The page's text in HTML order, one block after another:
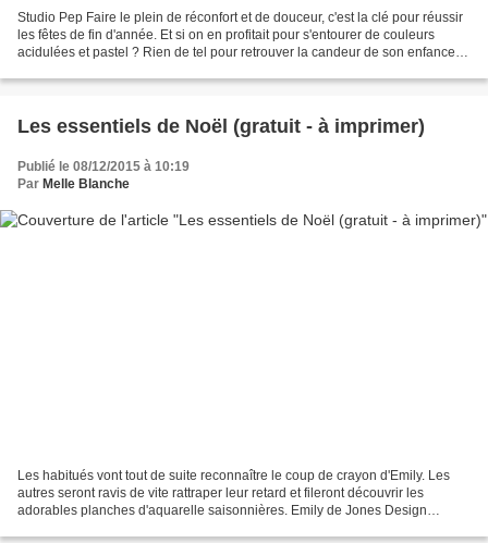
Studio Pep Faire le plein de réconfort et de douceur, c'est la clé pour réussir
les fêtes de fin d'année. Et si on en profitait pour s'entourer de couleurs
acidulées et pastel ? Rien de tel pour retrouver la candeur de son enfance.
Les essentiels de Noël (gratuit - à imprimer)
Publié le 08/12/2015 à 10:19
Par Melle Blanche
Les habitués vont tout de suite reconnaître le coup de crayon d'Emily. Les
autres seront ravis de vite rattraper leur retard et fileront découvrir les
adorables planches d'aquarelle saisonnières. Emily de Jones Design